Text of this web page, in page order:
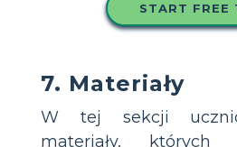
START FREE
7. Materiały
W tej sekcji
materiały, których